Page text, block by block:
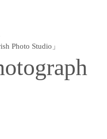
Photo Studio」